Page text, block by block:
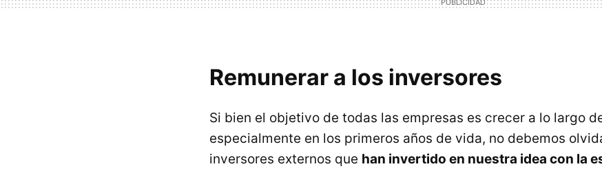
Remunerar a los inversores
Si bien el objetivo de todas las empresas es crecer a lo largo
especialmente en los primeros años de vida, no debemos
inversores externos que han invertido en nuestra idea con la